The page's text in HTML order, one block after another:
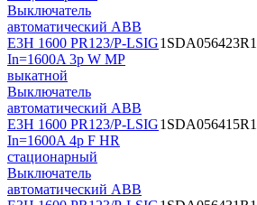
Выключатель
автоматический ABB
E3H 1600 PR123/P-LSIG
In=1600A 3p W MP
выкатной
1SDA056423R1
Выключатель
автоматический ABB
E3H 1600 PR123/P-LSIG
In=1600A 4p F HR
стационарный
1SDA056415R1
Выключатель
автоматический ABB